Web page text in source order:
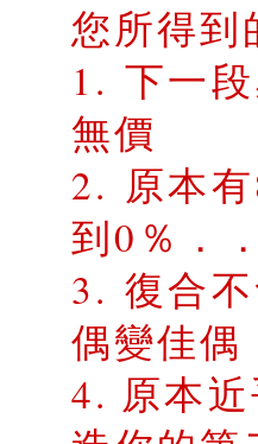
您所得到
1. 下一
無價
2. 原本
到0％．
3. 復合
偶變佳偶
4. 原本